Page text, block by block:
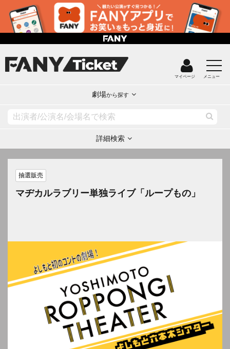
マイページ メニュー
劇場から探す
詳細検索
抽選販売
マヂカルラブリー単独ライブ「ループもの」